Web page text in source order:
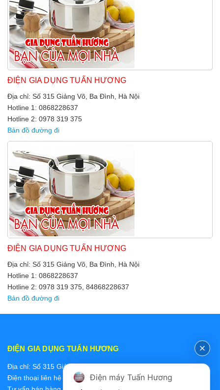
ĐIỆN GIA DỤNG TUẤN HƯƠNG
Địa chỉ: Số 315 Giảng Võ, Ba Đình, Hà Nội
Hotline 1: 0868228637
Hotline 2: 0978 319 375
Bản đồ đường đi
ĐIỆN GIA DỤNG TUẤN HƯƠNG
Địa chỉ: Số 315 Giảng Võ, Ba Đình, Hà Nội
Hotline 1: 0868228637
Hotline 2: 0978 319 375, 84868228637
Bản đồ đường đi
ĐIỆN GIA DỤNG TUẤN HƯƠNG
Địa chỉ: Số 315 Giảng Võ, Ba Đình, Hà Nội
Điện thoại liên hệ các bộ phận:Điện máy Tuấn Hương